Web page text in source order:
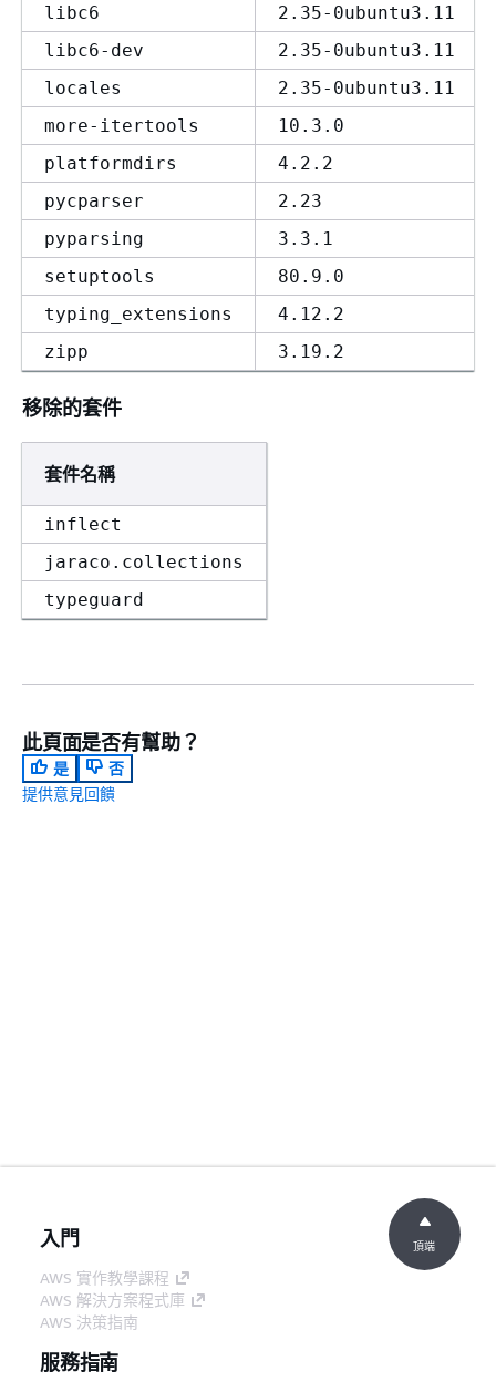
libc6
2.35-0ubuntu3.11
libc6-dev
2.35-0ubuntu3.11
locales
2.35-0ubuntu3.11
more-itertools
10.3.0
platformdirs
4.2.2
pycparser
2.23
pyparsing
3.3.1
setuptools
80.9.0
typing_extensions
4.12.2
zipp
3.19.2
移除的套件
套件名稱
inflect
jaraco.collections
typeguard
此頁面是否有幫助？
是
否
提供意見回饋
入門
AWS 實作教學課程
AWS 解決方案程式庫
AWS 決策指南
服務指南
頂端